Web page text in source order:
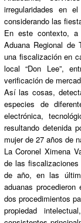
irregularidades en
considerando las
En este contexto,
Aduana Regional de
una fiscalización en
local “Don Lee”,
verificación de
Así las cosas,
especies de
electrónica,
resultando detenida
mujer de 27 años de
La Coronel Ximena
de las
de año, en las
aduanas
dos procedimientos
propiedad